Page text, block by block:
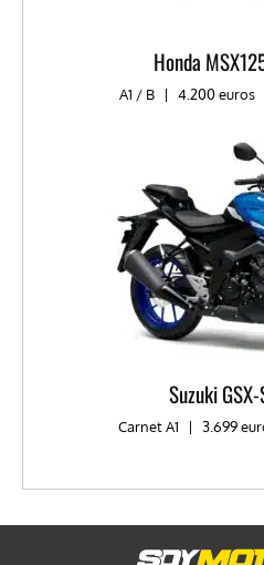
Honda
A1 / B | 4.200 euros
Suzuki
Carnet A1 | 3.699